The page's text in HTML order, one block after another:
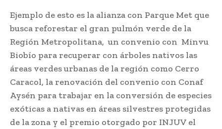
Ejemplo de esto es la alianza con Parque Met que
busca reforestar el gran pulmón verde de la
Región Metropolitana, un convenio con Minvu
Biobío para recuperar con árboles nativos las
áreas verdes urbanas de la región como Cerro
Caracol, la renovación del convenio con Conaf
Aysén para trabajar en la conversión de especies
exóticas a nativas en áreas silvestres protegidas
de la zona y el premio otorgado por INJUV el